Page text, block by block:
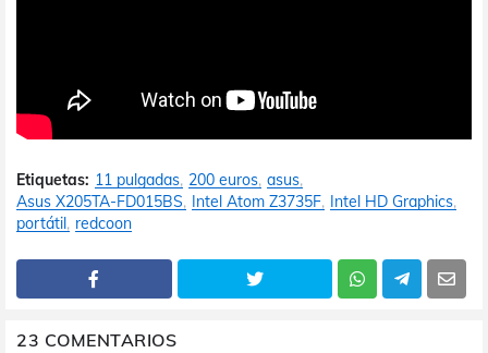
Etiquetas: 11 pulgadas 200 euros asus
Asus X205TA-FD015BS Intel Atom Z3735F Intel HD Graphics
portátil redcoon
23 COMENTARIOS